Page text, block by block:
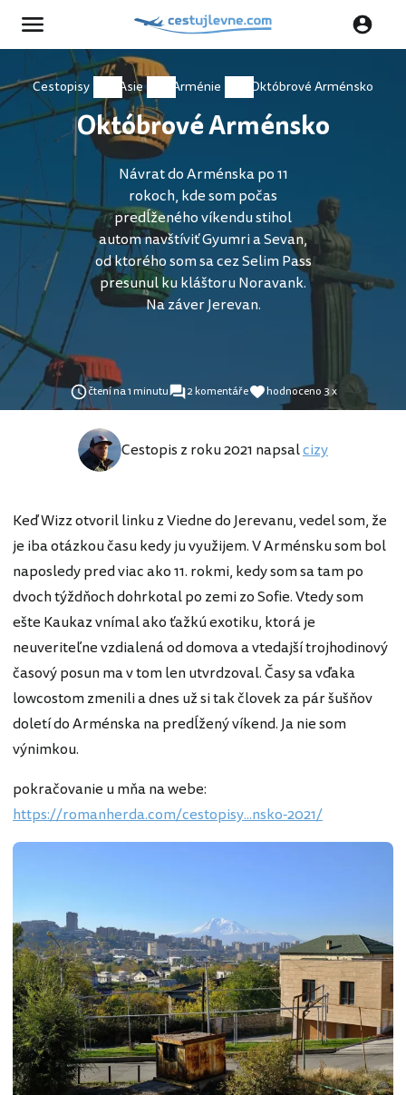
Cestopisy Asie Arménie Októbrové Arménsko
Októbrové Arménsko
Návrat do Arménska po 11
rokoch, kde som počas
predĺženého víkendu stihol
autom navštíviť Gyumri a Sevan,
od ktorého som sa cez Selim Pass
presunul ku kláštoru Noravank.
Na záver Jerevan.
čtení na 1 minutu 2 komentáře hodnoceno 3 x
Cestopis z roku 2021 napsalcizy
Keď Wizz otvoril linku z Viedne do Jerevanu, vedel som, že
je iba otázkou času kedy ju využijem. V Arménsku som bol
naposledy pred viac ako 11. rokmi, kedy som sa tam po
dvoch týždňoch dohrkotal po zemi zo Sofie. Vtedy som
ešte Kaukaz vnímal ako ťažkú exotiku, ktorá je
neuveriteľne vzdialená od domova a vtedajší trojhodinový
časový posun ma v tom len utvrdzoval. Časy sa vďaka
lowcostom zmenili a dnes už si tak človek za pár šušňov
doletí do Arménska na predĺžený víkend. Ja nie som
výnimkou.
pokračovanie u mňa na webe:
https://romanherda.com/cestopisy...nsko-2021/